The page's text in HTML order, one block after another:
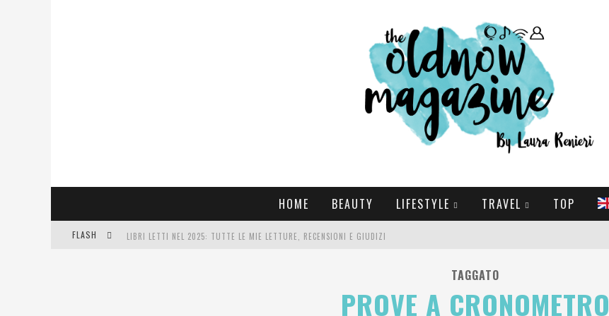
HOME BEAUTY LIFESTYLE TRAVEL TOP
FLASH LIBRI LETTI NEL 2025: TUTTE LE MIE LETTURE, RECENSIONI E GIUDIZI
TAGGATO
PROVE A CRONOMETRO